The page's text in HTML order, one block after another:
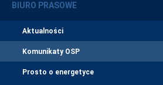
BIURO PRASOWE
Aktualności
Komunikaty OSP
Prosto o energetyce